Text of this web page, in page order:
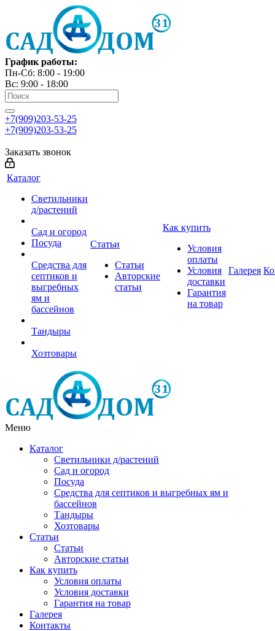
График работы:
Пн-Сб: 8:00 - 19:00
Вс: 9:00 - 18:00
+7(909)203-53-25
+7(909)203-53-25
Заказать звонок
Каталог
Светильники
д/растений
Сад и огород
Посуда
Средства для
септиков и
выгребных
ям и
бассейнов
Тандыры
Хозтовары
Статьи
Статьи
Авторские
статьи
Как купить
Условия
оплаты
Условия
доставки
Гарантия
на товар
Галерея
Меню
Каталог
Светильники д/растений
Сад и огород
Посуда
Средства для септиков и выгребных ям и
бассейнов
Тандыры
Хозтовары
Статьи
Статьи
Авторские статьи
Как купить
Условия оплаты
Условия доставки
Гарантия на товар
Галерея
Контакты